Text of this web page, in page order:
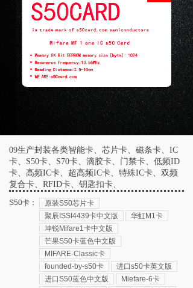
09生产封装各类智能卡、芯片卡、磁条卡、IC
卡、S50卡、S70卡、滴胶卡、门禁卡、低频ID
卡、高频IC卡、超高频IC卡、特殊IC卡、双频
复合卡、RFID卡、钥匙扣卡、
S50卡：
原装S50芯片卡
聚辰ISSI4439卡中文版
华虹M1卡
坤锐Mifare1卡中文版
芒果S50卡蓝色中文版
MIFARE-Classic卡
founded-by-s50卡
进口s50卡英文版
进口S50蓝色中文版
Miefare-6卡